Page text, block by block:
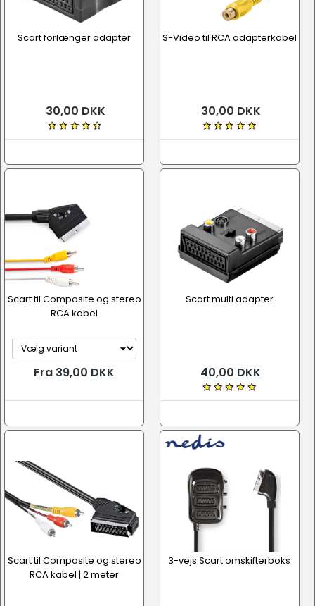
Scart forlænger adapter
30,00 DKK
S-Video til RCA adapterkabel
30,00 DKK
Scart til Composite og stereo
RCA kabel
Fra 39,00 DKK
Scart multi adapter
40,00 DKK
Scart til Composite og stereo
RCA kabel | 2 meter
3-vejs Scart omskifterboks